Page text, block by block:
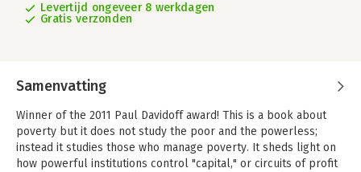
Levertijd ongeveer 8 werkdagen
Gratis verzonden
Samenvatting
Winner of the 2011 Paul Davidoff award! This is a book about
poverty but it does not study the poor and the powerless;
instead it studies those who manage poverty. It sheds light on
how powerful institutions control "capital," or circuits of profit